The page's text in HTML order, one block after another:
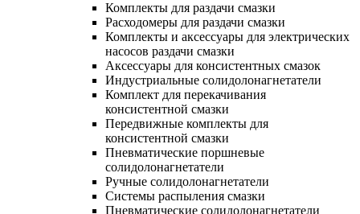
Комплекты для раздачи смазки
Расходомеры для раздачи смазки
Комплекты и аксессуары для электрических
насосов раздачи смазки
Аксессуары для консистентных смазок
Индустриальные солидолонагнетатели
Комплект для перекачивания
консистентной смазки
Передвижные комплекты для
консистентной смазки
Пневматические поршневые
солидолонагнетатели
Ручные солидолонагнетатели
Системы распыления смазки
Пневматические солидолонагнетатели